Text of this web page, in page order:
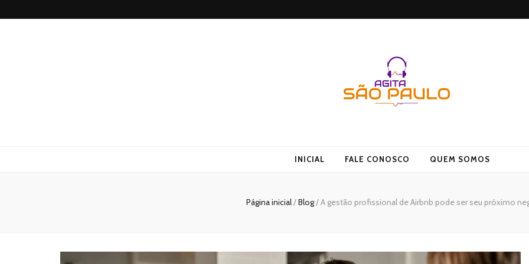
INICIAL FALE CONOSCO QUEM SOMOS
Página inicial/Blog/A gestão profissional de Airbnb pode ser seu próximo